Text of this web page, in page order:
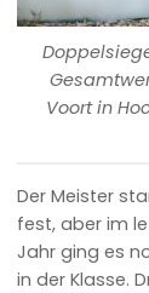
Voort in
Der Meister
fest, aber im
Jahr ging es
in der Klasse.